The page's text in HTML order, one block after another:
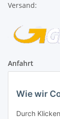
Versand:
Anfahrt
1A Football
1A-Football ist
Wie wir
Durch